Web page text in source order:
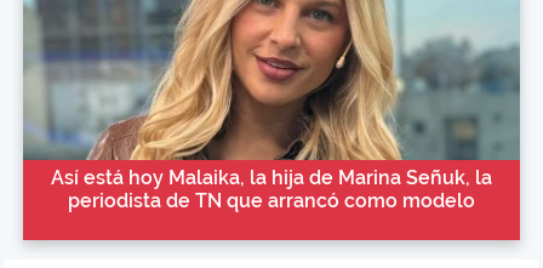
Así está hoy Malaika, la hija de Marina Señuk, la
periodista de TN que arrancó como modelo